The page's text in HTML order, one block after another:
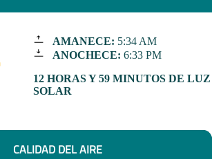
AMANECE: 5:34 AM
ANOCHECE: 6:33 PM
12 HORAS Y 59 MINUTOS DE LUZ
SOLAR
CALIDAD DEL AIRE